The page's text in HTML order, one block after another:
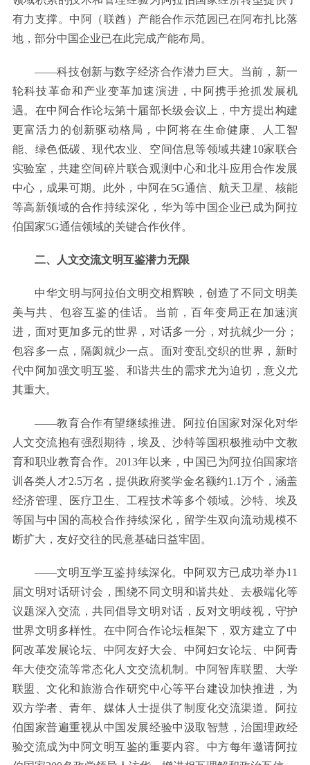
有力支撑。中阿（联酋）产能合作示范园已在阿布扎比落
地，部分中国企业已在此完成产能布局。
——科技创新与数字经济合作潜力巨大。当前，新一
轮科技革命和产业变革加速演进，中阿携手抢抓发展机
遇。在中阿合作论坛第十届部长级会议上，中方提出构建
更富活力的创新驱动格局，中阿将在生命健康、人工智
能、绿色低碳、现代农业、空间信息等领域共建10家联合
实验室，共建空间碎片联合观测中心和北斗应用合作发展
中心，成果可期。此外，中阿在5G通信、航天卫星、核能
等高新领域的合作持续深化，华为等中国企业已成为阿拉
伯国家5G通信领域的关键合作伙伴。
二、人文交流文明互鉴潜力无限
中华文明与阿拉伯文明交相辉映，创造了不同文明美
美与共、包容互鉴的佳话。当前，百年变局正在加速演
进，面对更加多元的世界，对话多一分，对抗就少一分；
包容多一点，隔阂就少一点。面对变乱交织的世界，新时
代中阿加强文明互鉴、和谐共生的需求尤为迫切，意义尤
其重大。
——教育合作有望继续推进。阿拉伯国家对深化对华
人文交流抱有强烈期待，埃及、沙特等国积极推动中文教
育和职业教育合作。2013年以来，中国已为阿拉伯国家培
训各类人才2.5万名，提供政府奖学金名额约1.1万个，涵盖
经济管理、医疗卫生、工程技术等多个领域。沙特、埃及
等国与中国的高校合作持续深化，留学生双向流动规模不
断扩大，友好交往的民意基础日益牢固。
——文明互学互鉴持续深化。中阿双方已成功举办11
届文明对话研讨会，围绕不同文明和谐共处、去极端化等
议题深入交流，共同倡导文明对话，反对文明歧视，守护
世界文明多样性。在中阿合作论坛框架下，双方建立了中
阿改革发展论坛、中阿友好大会、中阿妇女论坛、中阿青
年大使交流等常态化人文交流机制。中阿智库联盟、大学
联盟、文化和旅游合作研究中心等平台建设加快推进，为
双方学者、青年、媒体人士提供了制度化交流渠道。阿拉
伯国家普遍重视从中国发展经验中汲取智慧，治国理政经
验交流成为中阿文明互鉴的重要内容。中方每年邀请阿拉